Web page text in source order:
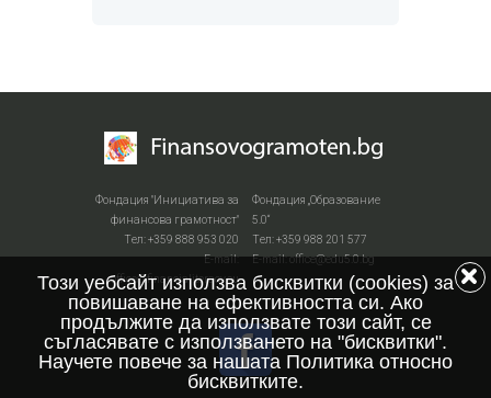
Фондация „Образование
5.0“
Тел: +359 988 201 577
Е-mail: office@edu5.0.bg
Фондация "Инициатива за
финансова грамотност"
Тел: +359 888 953 020
Е-mail:
office@financialiteracy.eu
Този уебсайт използва бисквитки (cookies) за
повишаване на ефективността си. Ако
продължите да използвате този сайт, се
съгласявате с използването на "бисквитки".
Научете повече за нашата Политика относно
бисквитките.